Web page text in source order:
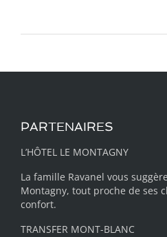
PARTENAIRES
L’HÔTEL LE MONTAGNY
La famille Ravanel vous
Montagny, tout proche de ses
confort.
TRANSFER MONT-BLANC